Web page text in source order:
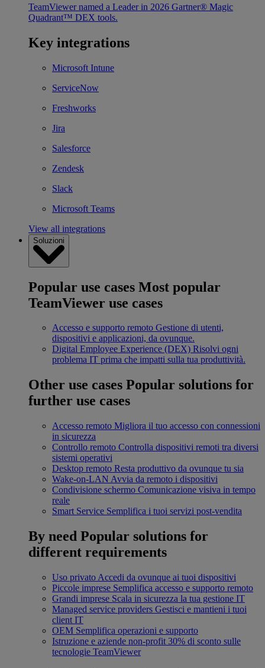
TeamViewer named a Leader in 2026 Gartner® Magic
Quadrant™ DEX tools.
Key integrations
Microsoft Intune
ServiceNow
Freshworks
Jira
Salesforce
Zendesk
Slack
Microsoft Teams
View all integrations
Soluzioni
Popular use cases Most popular
TeamViewer use cases
Accesso e supporto remoto Gestione di utenti,
dispositivi e applicazioni, da ovunque.
Digital Employee Experience (DEX) Risolvi ogni
problema IT prima che impatti sulla tua produttività.
Other use cases Popular solutions for
further use cases
Accesso remoto Migliora il tuo accesso con connessioni
in sicurezza
Controllo remoto Controlla dispositivi remoti tra diversi
sistemi operativi
Desktop remoto Resta produttivo da ovunque tu sia
Wake-on-LAN Avvia da remoto i dispositivi
Condivisione schermo Comunicazione visiva in tempo
reale
Smart Service Semplifica i tuoi servizi post-vendita
By need Popular solutions for
different requirements
Uso privato Accedi da ovunque ai tuoi dispositivi
Piccole imprese Semplifica accesso e supporto remoto
Grandi imprese Scala in sicurezza la tua gestione IT
Managed service providers Gestisci e mantieni i tuoi
client IT
OEM Semplifica operazioni e supporto
Istruzione e aziende non-profit 30% di sconto sulle
tecnologie TeamViewer